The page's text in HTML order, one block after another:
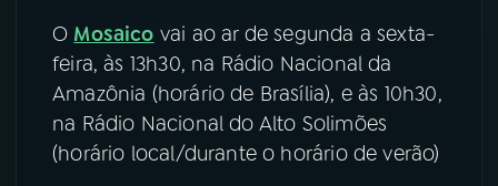
Instagram X
TikTok
O Mosaico vai ao ar de segunda a sexta-
feira, às 13h30, na Rádio Nacional da
Amazônia (horário de Brasília), e às 10h30,
na Rádio Nacional do Alto Solimões
(horário local/durante o horário de verão)